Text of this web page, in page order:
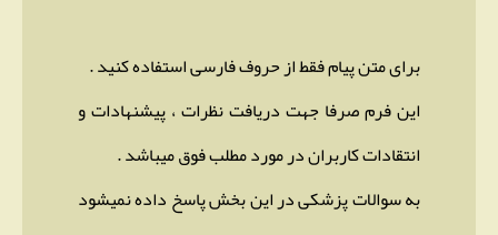
برای متن پیام فقط از حروف فارسی استفاده کنید .
این فرم صرفا جهت دریافت نظرات ، پیشنهادات و
انتقادات کاربران در مورد مطلب فوق میباشد .
به سوالات پزشکی در این بخش پاسخ داده نمیشود